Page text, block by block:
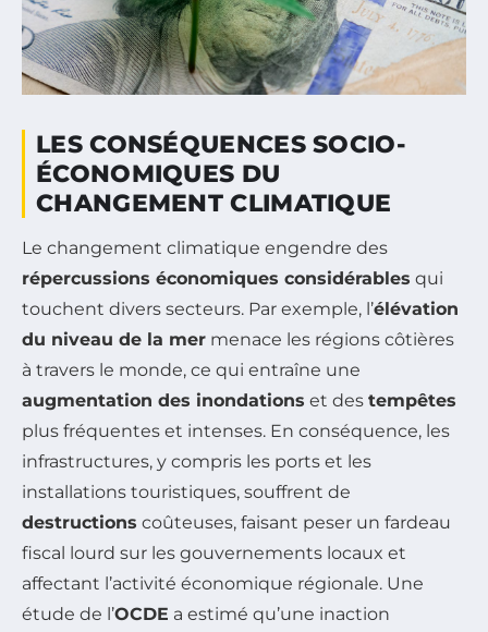
LES CONSÉQUENCES SOCIO-
ÉCONOMIQUES DU
CHANGEMENT CLIMATIQUE
Le changement climatique engendre des
répercussions économiques considérables qui
touchent divers secteurs. Par exemple, l’élévation
du niveau de la mer menace les régions côtières
à travers le monde, ce qui entraîne une
augmentation des inondations et des tempêtes
plus fréquentes et intenses. En conséquence, les
infrastructures, y compris les ports et les
installations touristiques, souffrent de
destructions coûteuses, faisant peser un fardeau
fiscal lourd sur les gouvernements locaux et
affectant l’activité économique régionale. Une
étude de l’OCDE a estimé qu’une inaction